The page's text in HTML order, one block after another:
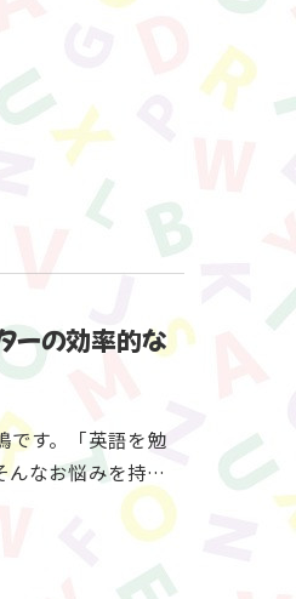
ーの効率的な
です。「英語を勉
んなお悩みを持…